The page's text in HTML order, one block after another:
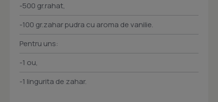
-500 gr.rahat,
-100 gr.zahar pudra cu aroma de vanilie.
Pentru uns:
-1 ou,
-1 lingurita de zahar.